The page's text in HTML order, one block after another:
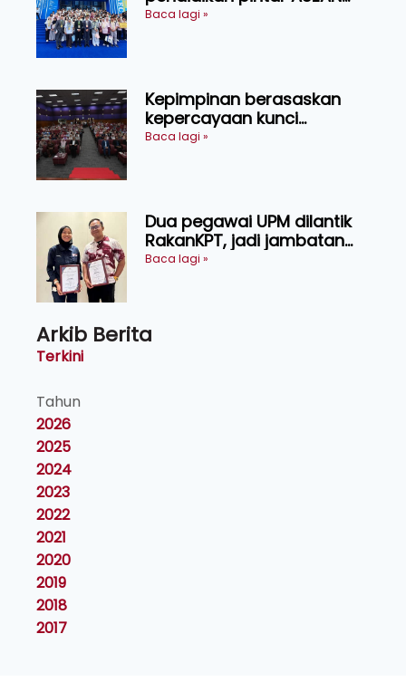
menerusi lawatan rasmi ke
Baca lagi »
Kepimpinan berasaskan
kepercayaan kunci
kecemerlangan institusi -
Baca lagi »
Dua pegawai UPM dilantik
RakanKPT, jadi jambatan
maklumat ke akar umbi
Baca lagi »
Arkib Berita
Terkini
Tahun
2026
2025
2024
2023
2022
2021
2020
2019
2018
2017